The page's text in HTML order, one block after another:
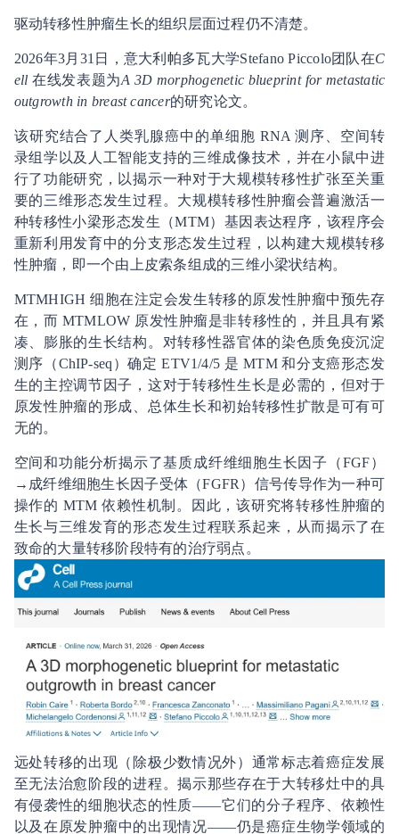
驱动转移性肿瘤生长的组织层面过程仍不清楚。
2026年3月31日，意大利帕多瓦大学Stefano Piccolo团队在C
ell 在线发表题为A 3D morphogenetic blueprint for metastatic
outgrowth in breast cancer的研究论文。
该研究结合了人类乳腺癌中的单细胞 RNA 测序、空间转
录组学以及人工智能支持的三维成像技术，并在小鼠中进
行了功能研究，以揭示一种对于大规模转移性扩张至关重
要的三维形态发生过程。大规模转移性肿瘤会普遍激活一
种转移性小梁形态发生（MTM）基因表达程序，该程序会
重新利用发育中的分支形态发生过程，以构建大规模转移
性肿瘤，即一个由上皮索条组成的三维小梁状结构。
MTMHIGH 细胞在注定会发生转移的原发性肿瘤中预先存
在，而 MTMLOW 原发性肿瘤是非转移性的，并且具有紧
凑、膨胀的生长结构。对转移性器官体的染色质免疫沉淀
测序（ChIP-seq）确定 ETV1/4/5 是 MTM 和分支癌形态发
生的主控调节因子，这对于转移性生长是必需的，但对于
原发性肿瘤的形成、总体生长和初始转移性扩散是可有可
无的。
空间和功能分析揭示了基质成纤维细胞生长因子（FGF）
→成纤维细胞生长因子受体（FGFR）信号传导作为一种可
操作的 MTM 依赖性机制。因此，该研究将转移性肿瘤的
生长与三维发育的形态发生过程联系起来，从而揭示了在
致命的大量转移阶段特有的治疗弱点。
远处转移的出现（除极少数情况外）通常标志着癌症发展
至无法治愈阶段的进程。揭示那些存在于大转移灶中的具
有侵袭性的细胞状态的性质——它们的分子程序、依赖性
以及在原发肿瘤中的出现情况——仍是癌症生物学领域的